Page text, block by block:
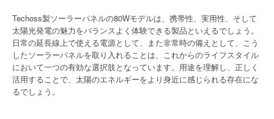
Techoss製ソーラーパネルの80Wモデルは、携帯性、実用性、そして
太陽光発電の魅力をバランスよく体験できる製品といえるでしょう。
日常の延長線上で使える電源として、また非常時の備えとして、こう
したソーラーパネルを取り入れることは、これからのライフスタイル
において一つの有効な選択肢となっています。用途を理解し、正しく
活用することで、太陽のエネルギーをより身近に感じられる存在にな
るでしょう。